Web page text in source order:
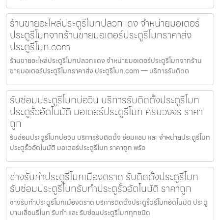
ร้านขายอะไหล่ประตูรีโมทปลวกแดง จำหน่ายมอเตอร์
ประตูรีโมทจากร้านขายมอเตอร์ประตูรีโมทราคาส่ง
ประตูรีโมท.com
ร้านขายอะไหล่ประตูรีโมทปลวกแดง จำหน่ายมอเตอร์ประตูรีโมทจากร้าน
ขายมอเตอร์ประตูรีโมทราคาส่ง ประตูรีโมท.com — บริการรับติดต
รับซ่อมประตูรีโมทบ่อวิน บริการรับติดตั้งประตูรีโมท
ประตูรั้วอัตโนมัติ มอเตอร์ประตูรีโมท ครบวงจร ราคา
ถูก
รับซ่อมประตูรีโมทบ่อวิน บริการรับติดตั้ง ซ่อมแซม และ จำหน่ายประตูรีโมท
ประตูรั้วอัตโนมัติ มอเตอร์ประตูรีโมท ราคาถูก พร้อ
ช่างรับทำประตูรีโมทเมืองตราด รับติดตั้งประตูรีโมท
รับซ่อมประตูรีโมทรับทำประตูรั้วอัตโนมัติ ราคาถูก
ช่างรับทำประตูรีโมทเมืองตราด บริการติดตั้งประตูรั้วรีโมทอัตโนมัติ ประตู
บานเลื่อนรีโมท รับทำ และ รับซ่อมประตูรีโมททุกชนิด